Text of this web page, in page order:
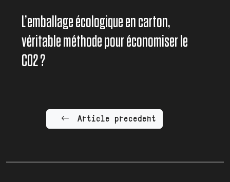
L’emballage écologique en carton,
véritable méthode pour économiser le
CO2 ?
Article precedent